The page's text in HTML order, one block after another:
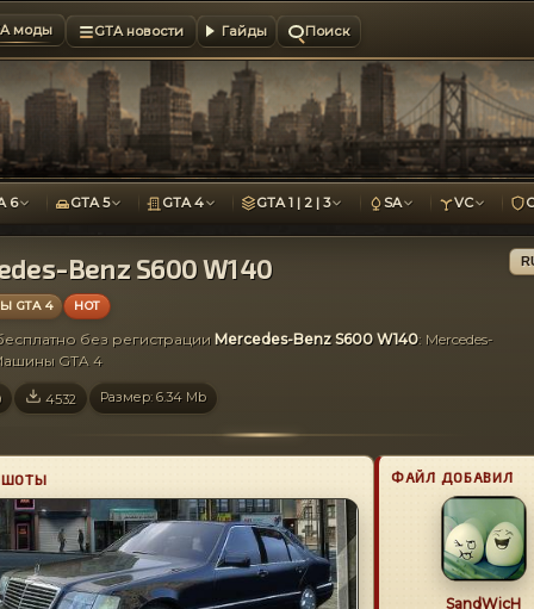
моды GTA новости Гайды Поиск
6 GTA 5 GTA 4 GTA 1 | 2 | 3 SA VC
Benz S600 W140
GTA 4 HOT
без регистрации Mercedes-Benz S600 W140: Mercedes-
GTA 4
4532 Размер: 6.34 Mb
ФАЙЛ ДОБАВИЛ
SandWicH